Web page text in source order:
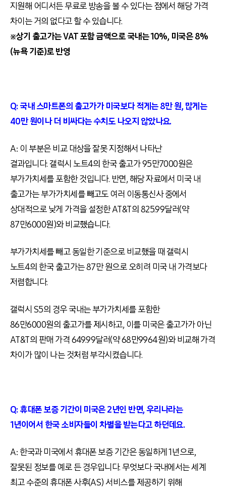
지원해 어디서든 무료로 방송을 볼 수 있다는 점에서 해당 가격
차이는 거의 없다고 할 수 있습니다.
※상기 출고가는 VAT 포함 금액으로 국내는 10%, 미국은 8%
(뉴욕 기준)로 반영
Q: 국내 스마트폰의 출고가가 미국보다 적게는 8만 원, 많게는
40만 원이나 더 비싸다는 수치도 나오지 않았나요.
A: 이 부분은 비교 대상을 잘못 지정해서 나타난
결과입니다. 갤럭시 노트4의 한국 출고가 95만7000원은
부가가치세를 포함한 것입니다. 반면, 해당 자료에서 미국 내
출고가는 부가가치세를 빼고도 여러 이동통신사 중에서
상대적으로 낮게 가격을 설정한 AT&T의 825.99달러(약
87만6000원)와 비교했습니다.
부가가치세를 빼고 동일한 기준으로 비교했을 때 갤럭시
노트4의 한국 출고가는 87만 원으로 오히려 미국 내 가격보다
저렴합니다.
갤럭시 S5의 경우 국내는 부가가치세를 포함한
86만6000원의 출고가를 제시하고, 이를 미국은 출고가가 아닌
AT&T의 판매 가격 649.99달러(약 68만9964원)와 비교해 가격
차이가 많이 나는 것처럼 부각시켰습니다.
Q: 휴대폰 보증 기간이 미국은 2년인 반면, 우리나라는
1년이어서 한국 소비자들이 차별을 받는다고 하던데요.
A: 한국과 미국에서 휴대폰 보증 기간은 동일하게 1년으로,
잘못된 정보를 예로 든 경우입니다. 무엇보다 국내에서는 세계
최고 수준의 휴대폰 사후(AS) 서비스를 제공하기 위해